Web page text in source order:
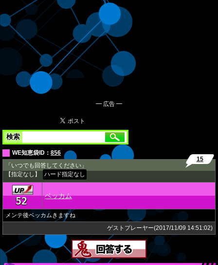
━ 広告 ━
検索
WE知恵袋ID： 856
「いつでも回答してください」
【指定なし】
ハード指定なし
15
★52 ベッカム
メンテ後ベッカムきますね
ゲストプレーヤー(2017/11/09 14:51:02)